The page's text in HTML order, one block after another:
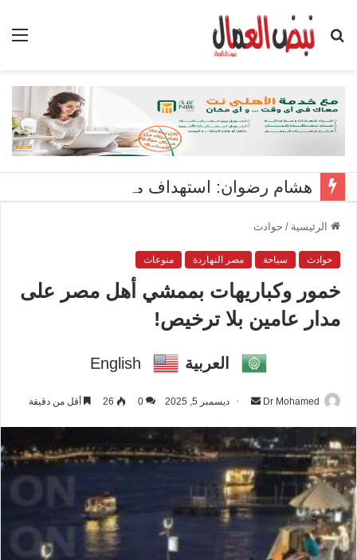
بحث
الرئيسية / حوادث
حوادث سياحة مصر النهاردة منوعات
خمور وكباريهات بممشي أهل مصر على
مدار عامين بلا ترخيص!
العربية English
Dr Mohamed
س
ل
ب
ر
ي
ديسمبر 5, 2025 0
26 أقل من دقيقة